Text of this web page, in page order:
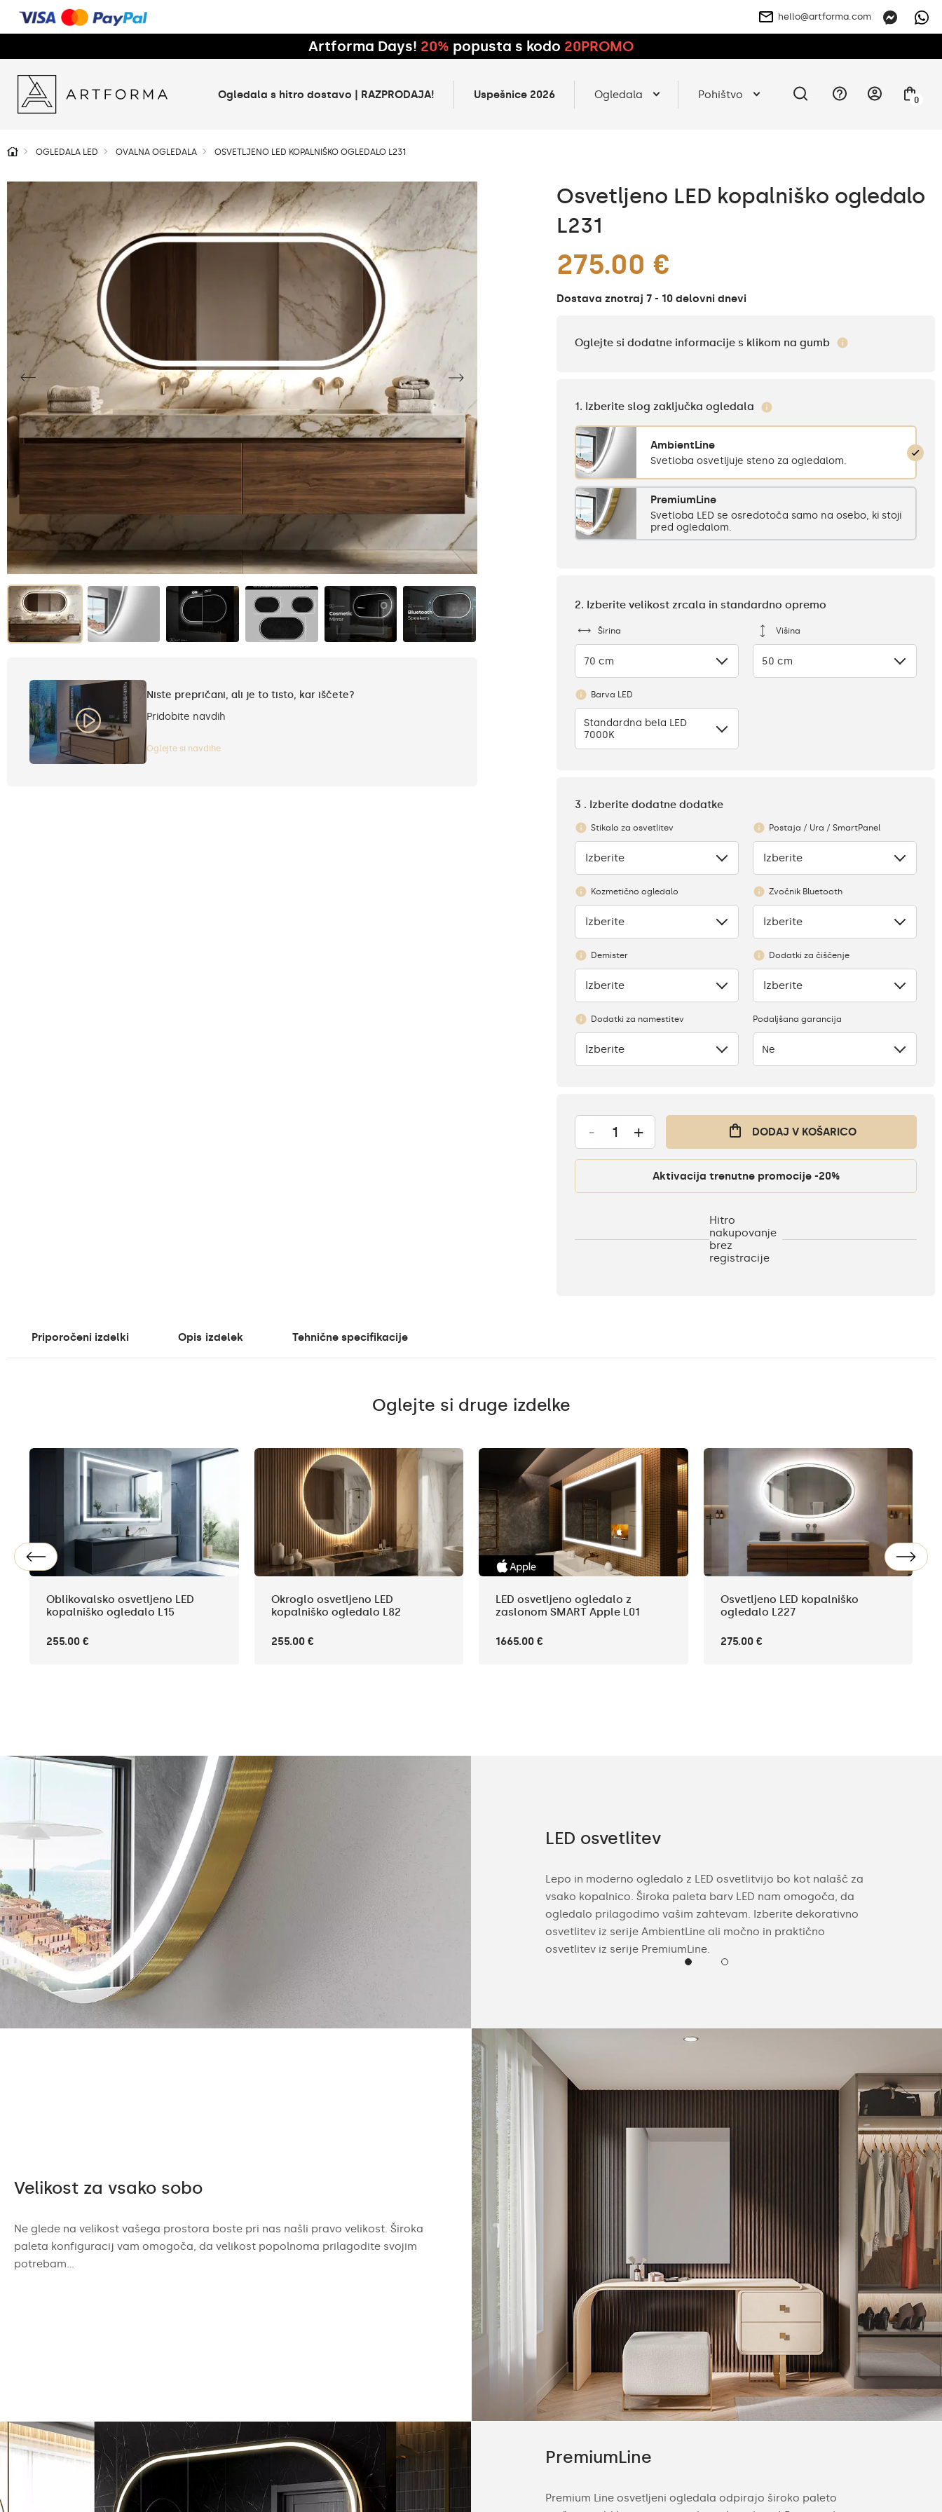
hello@artforma.com
Artforma Days! 20% popusta s kodo 20PROMO
Ogledala s hitro dostavo | RAZPRODAJA! Uspešnice 2026 Ogledala Pohištvo 0
OGLEDALA LED OVALNA OGLEDALA OSVETLJENO LED KOPALNIŠKO OGLEDALO L231
Niste prepričani, ali je to tisto, kar iščete?
Pridobite navdih
Oglejte si navdihe
Osvetljeno LED kopalniško ogledalo
L231
275.00 €
Dostava znotraj 7 - 10 delovni dnevi
Oglejte si dodatne informacije s klikom na gumb
1. Izberite slog zaključka ogledala
AmbientLine
Svetloba osvetljuje steno za ogledalom.
PremiumLine
Svetloba LED se osredotoča samo na osebo, ki stoji
pred ogledalom.
2. Izberite velikost zrcala in standardno opremo
Širina
70 cm
Višina
50 cm
Barva LED
Standardna bela LED
7000K
3 . Izberite dodatne dodatke
Stikalo za osvetlitev
Ni
Izberite
Postaja / Ura / SmartPanel
Ni
Izberite
Kozmetično ogledalo
Ni
Izberite
Zvočnik Bluetooth
Ni
Izberite
Demister
Ni
Izberite
Dodatki za čiščenje
Ni
Izberite
Dodatki za namestitev
Ni
Izberite
Podaljšana garancija
Ne
- + DODAJ V KOŠARICO
Aktivacija trenutne promocije -20%
Hitro
nakupovanje
brez
registracije
Priporočeni izdelki Opis izdelek Tehnične specifikacije
Oglejte si druge izdelke
Oblikovalsko osvetljeno LED
kopalniško ogledalo L15
255.00 €
Okroglo osvetljeno LED
kopalniško ogledalo L82
255.00 €
LED osvetljeno ogledalo z
zaslonom SMART Apple L01
1665.00 €
Osvetljeno LED kopalniško
ogledalo L227
275.00 €
z LED osvetlitvijo bo kot nalašč za
paleta barv LED nam omogoča, da
vašim zahtevam. Izberite dekorativno
ali močno in praktično
Ponudba za zahtevne stranke
Z mislijo na vas izdelujemo kopalniška ogledala po meri za
vaše posebno naročilo. Tako jih lahko enostavno prilagodite
notranji opremi svojega prostora. Sami prilagodite velikost
LED osvetlitev
Lepo in moderno ogledalo z LED osvetlitvijo bo kot nalašč za
vsako kopalnico. Široka paleta barv LED nam omogoča, da
ogledalo prilagodimo vašim zahtevam. Izberite dekorativno
osvetlitev iz serije AmbientLine ali močno in praktično
osvetlitev iz serije PremiumLine.
Velikost za vsako sobo
Ne glede na velikost vašega prostora boste pri nas našli pravo velikost. Široka
paleta konfiguracij vam omogoča, da velikost popolnoma prilagodite svojim
potrebam...
ogledala odpirajo široko paleto
AmbientLine
LED kopalniško ogledalo Ambient Line je kombinacija
PremiumLine
Premium Line osvetljeni ogledala odpirajo široko paleto